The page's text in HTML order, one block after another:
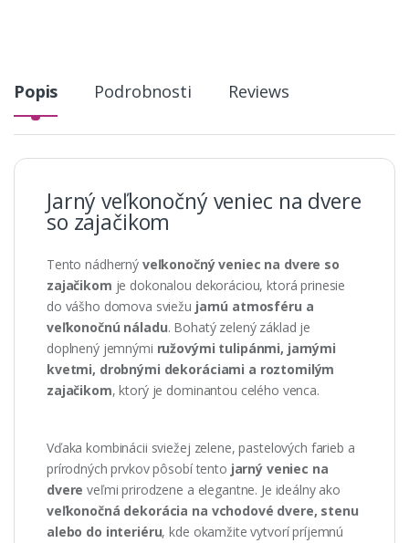
Popis Podrobnosti Reviews
Jarný veľkonočný veniec na dvere
so zajačikom
Tento nádherný veľkonočný veniec na dvere so
zajačikom je dokonalou dekoráciou, ktorá prinesie
do vášho domova sviežu jarnú atmosféru a
veľkonočnú náladu. Bohatý zelený základ je
doplnený jemnými ružovými tulipánmi, jarnými
kvetmi, drobnými dekoráciami a roztomilým
zajačikom, ktorý je dominantou celého venca.
Vďaka kombinácii sviežej zelene, pastelových farieb a
prírodných prvkov pôsobí tento jarný veniec na
dvere veľmi prirodzene a elegantne. Je ideálny ako
veľkonočná dekorácia na vchodové dvere, stenu
alebo do interiéru, kde okamžite vytvorí príjemnú